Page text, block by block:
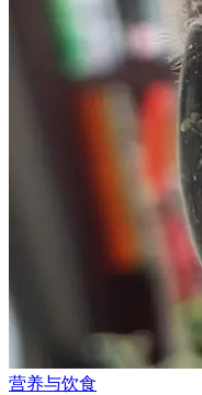
营养与饮食